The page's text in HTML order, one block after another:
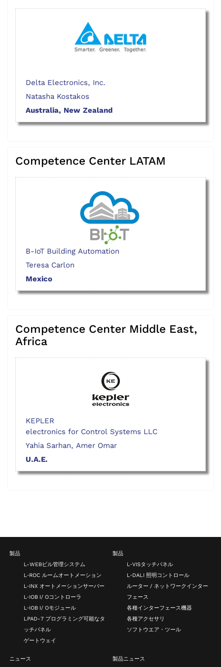
Delta Electronics, Inc.
Natasha Kostakos
Australia, New Zealand
Competence Center LATAM
B-IoT Building Automation
Teresa Carlon
Mexico
Competence Center Middle East,
Africa
KEPLER
electronics for Control Systems LLC
Yahia Sarhan, Amer Omar
U.A.E.
製品
L-WEBビル管理システム
L‑ROC ルームオートメーション
L‑INX オートメーションサーバー
L‑IOB I/ Oコントローラ
L‑IOB I/ Oモジュール
LPAD-7 プログラミング可能なタ
ッチパネル
ゲートウェイ
製品
L‑VISタッチパネル
L‑DALI 照明コントロール
ルーター / ネットワークインター
フェース
各種インターフェース機器
各種アクセサリ
ソフトウエア・ツール
ニュース
製品ニュース